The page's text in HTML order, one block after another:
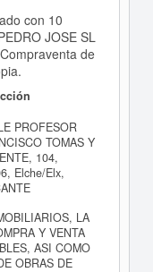
con 10
JOSE SL
de
PROFESOR
TOMAS Y
104,
Elche/Elx,
LA
Y VENTA
ASI COMO
OBRAS DE